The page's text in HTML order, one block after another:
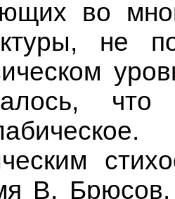
во
не
что
В. Брюсов.